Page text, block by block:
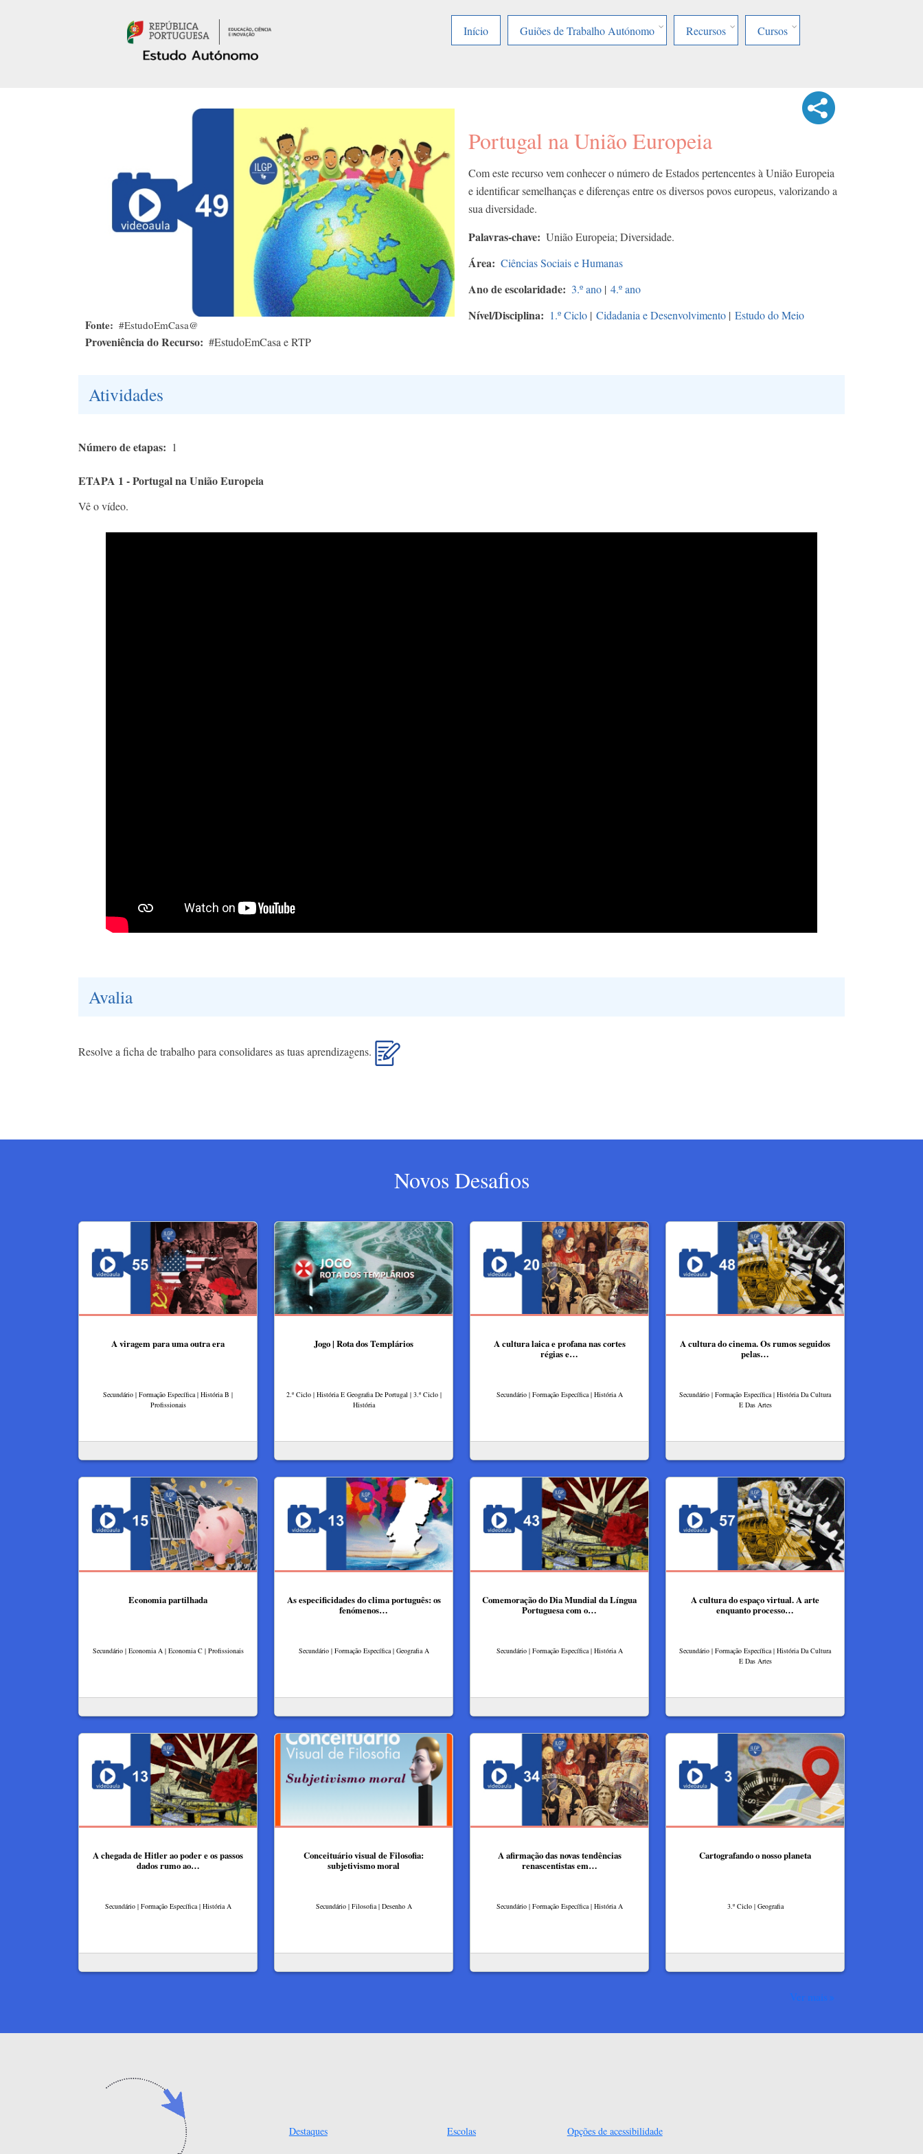
Início
Guiões de Trabalho Autónomo Recursos Cursos
Fonte #EstudoEmCasa@
Proveniência do Recurso #EstudoEmCasa e RTP
Portugal na União Europeia
Com este recurso vem conhecer o número de Estados pertencentes à União Europeia
e identificar semelhanças e diferenças entre os diversos povos europeus, valorizando a
sua diversidade.
Palavras-chave União Europeia; Diversidade.
Área Ciências Sociais e Humanas
Ano de escolaridade 3.º ano | 4.º ano
Nível/Disciplina 1.º Ciclo | Cidadania e Desenvolvimento | Estudo do Meio
Atividades
Número de etapas 1
ETAPA 1 - Portugal na União Europeia
Vê o vídeo.
Avalia
Resolve a ficha de trabalho para consolidares as tuas aprendizagens.
Novos Desafios
A viragem para uma outra era
Secundário | Formação Específica | História B |
Profissionais
Jogo | Rota dos Templários
2.º Ciclo | História E Geografia De Portugal | 3.º Ciclo |
História
A cultura laica e profana nas cortes
régias e…
Secundário | Formação Específica | História A
A cultura do cinema. Os rumos seguidos
pelas…
Secundário | Formação Específica | História Da Cultura
E Das Artes
Economia partilhada
Secundário | Economia A | Economia C | Profissionais
As especificidades do clima português: os
fenómenos…
Secundário | Formação Específica | Geografia A
Comemoração do Dia Mundial da Língua
Portuguesa com o…
Secundário | Formação Específica | História A
A cultura do espaço virtual. A arte
enquanto processo…
Secundário | Formação Específica | História Da Cultura
E Das Artes
A chegada de Hitler ao poder e os passos
dados rumo ao…
Secundário | Formação Específica | História A
Conceituário visual de Filosofia:
subjetivismo moral
Secundário | Filosofia | Desenho A
A afirmação das novas tendências
renascentistas em…
Secundário | Formação Específica | História A
Cartografando o nosso planeta
3.º Ciclo | Geografia
Ver mais
Destaques
Escolas
Opções de acessibilidade